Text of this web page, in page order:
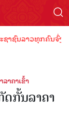
ຊົນລາວທຸກຄົນຈົ່ງພ້
າຄາເຂົ້າ
ກັ້ນລາຄາ